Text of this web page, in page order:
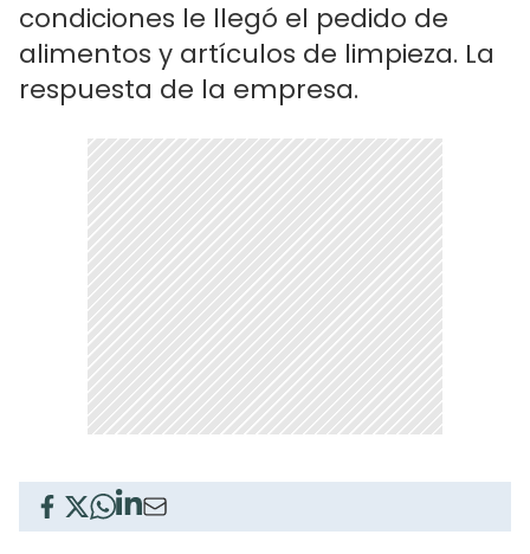
condiciones le llegó el pedido de
alimentos y artículos de limpieza. La
respuesta de la empresa.